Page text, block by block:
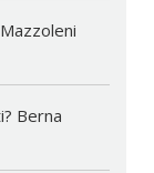
Berna